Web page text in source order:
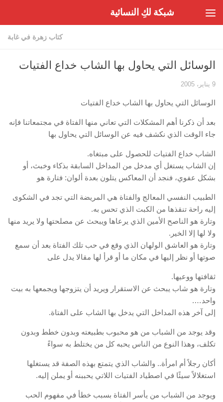
شبكة لكِ النسائية
كتاب زهرة في غابة
الوسائل التي يحاول بها الشاب خداع الفتيات
9 يناير، 2005
الوسائل التي يحاول بها الشاب خداع الفتيات
بعد أن ذكرنا أهم المشكلات التي تعاني منها الفتاة في مجتمعاتنا فإنه
جاء الوقت الذي نكشف فيه عن الوسائل التي يحاول بها
الشاب خداع الفتيات للحصول على مبتغاه.
إن الشاب يستغل أي مدخل من المداخل السابقة بذكاء وخبث، أو
بشكل عفوي، فنجد أن المعاكس يتلون بعدة ألوان: فتارة هو
الطبيب النفسي المعالج والفتاة هي المريضة التي تجد في الشكوى
إليه راحة تنقذها من الكبت الذي تحس به.
وتارة هو الناصح الأمين الذي يرعاها ويبحث عن مصلحتها ولا يريد منها
ولا لها إلا الخير.
وتارة هو العاشق الولهان الذي وقع في حب تلك الفتاة بعد أن سمع
صوتها أو نظر إليها في مكان ما أو قرأ لها مقالا يدل على
ثقافتها ووعيها.
وتارة هو شاب يبحث عن الاستقرار ويريد أن يتزوجها ويجمعها به بيت
واحد….
إلى آخر هذه المداخل التي يدخل بها الشاب على الفتاة.
وقد يوجد من الشباب من هو محبوب بطبيعته وبدون خطط وبدون
تكلف، وهذا النوع من الناس يحبه كل من يختلط به سواءً
أكان رجلاً أم امرأة.. والشاب الذي يتمتع بهذه الصفة قد يستغلها
استغلالاً سيئًا في اصطياد الفتيات اللاتي يحببنه أو يملن إليه.
ويوجد من الشباب من يأسر الفتاة بسبب خطأ في مفهوم الحب